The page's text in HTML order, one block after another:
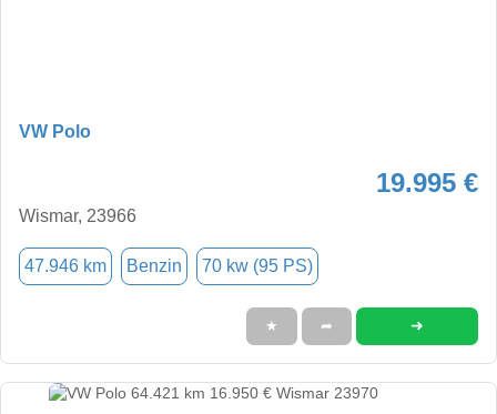
VW Polo
19.995 €
Wismar, 23966
47.946 km Benzin 70 kw (95 PS)
★ ➦ ➜